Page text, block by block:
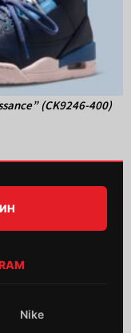
(CK9246-400)
Nike